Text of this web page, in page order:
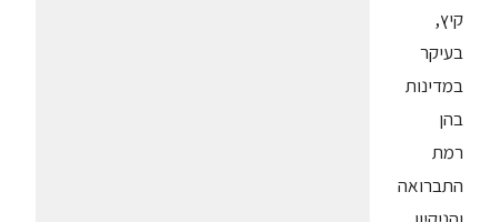
קיץ,
בעיקר
במדינות
בהן
רמת
התברואה